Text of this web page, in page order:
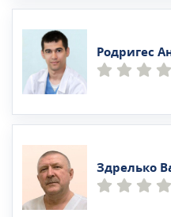
Родригес
Здрелько